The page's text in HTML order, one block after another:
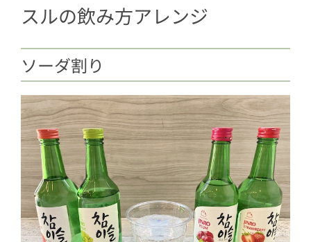
スルの飲み方アレンジ
ソーダ割り